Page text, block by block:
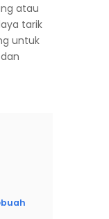
atau
tarik
untuk